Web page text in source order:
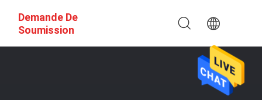
Demande De
Soumission